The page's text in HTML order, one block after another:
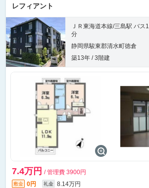
レフィアント
ＪＲ東海道本線/三島駅 バ
分
静岡県駿東郡清水町徳倉
築13年 / 3階建
7.4万円 / 管理費 3900円
敷金 0円 礼金
8.14万円